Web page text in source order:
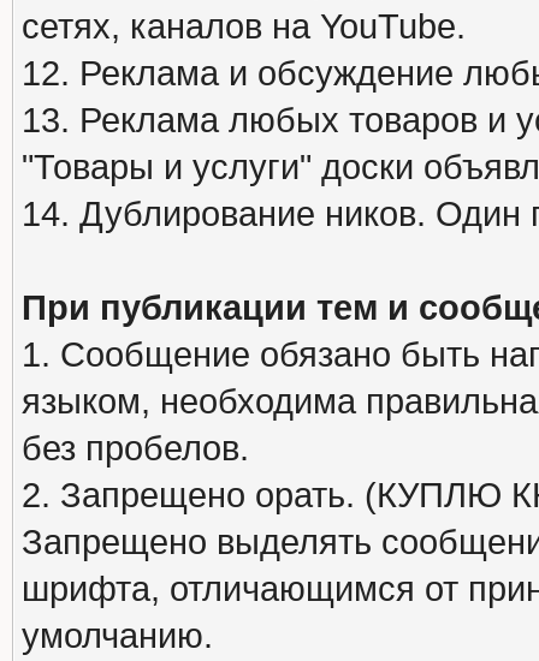
сетях, каналов на YouTube.
12. Реклама и обсуждение
13. Реклама любых товаров и
"Товары и услуги" доски
14. Дублирование ников. Один
При публикации тем и
1. Сообщение обязано быть
языком, необходима
без пробелов.
2. Запрещено орать. (КУПЛЮ
Запрещено выделять
шрифта, отличающимся от
умолчанию.